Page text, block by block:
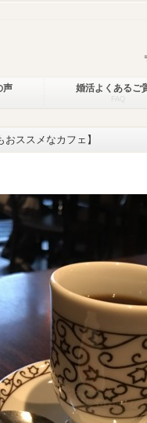
声 婚活よくあるご
おススメなカフェ】